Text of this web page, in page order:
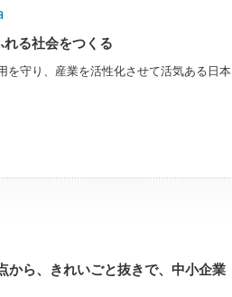
る社会をつくる
を守り、産業を活性化させて活気ある日本
から、きれいごと抜きで、中小企業